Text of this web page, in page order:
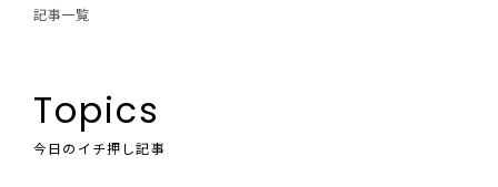
記事一覧
Topics
今日のイチ押し記事